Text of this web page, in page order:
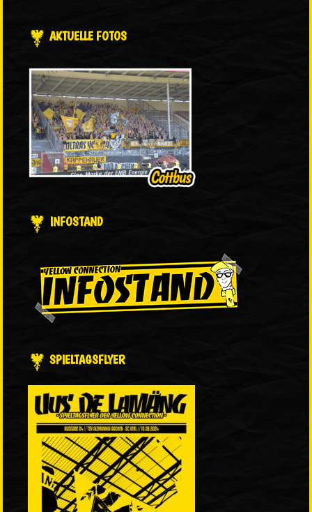
AKTUELLE FOTOS
INFOSTAND
SPIELTAGSFLYER